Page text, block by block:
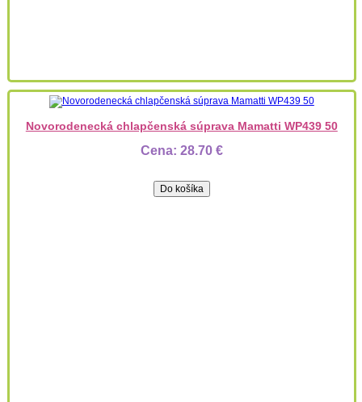
Novorodenecká chlapčenská súprava Mamatti WP439 50
Cena: 28.70 €